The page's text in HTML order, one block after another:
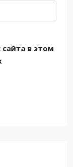
в этом